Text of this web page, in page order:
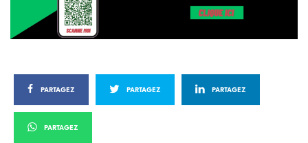
PARTAGEZ PARTAGEZ PARTAGEZ
PARTAGEZ